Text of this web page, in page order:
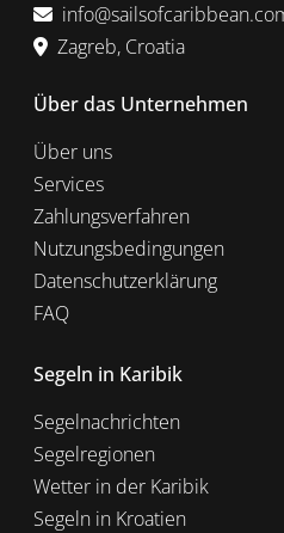
Zagreb, Croatia
Über das Unternehmen
Über uns
Services
Zahlungsverfahren
Nutzungsbedingungen
Datenschutzerklärung
FAQ
Segeln in Karibik
Segelnachrichten
Segelregionen
Wetter in der Karibik
Segeln in Kroatien